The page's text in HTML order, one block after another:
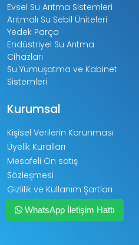
Evsel Su Arıtma Sistemleri
Arıtmalı Su Sebil Üniteleri
Yedek Parça
Endüstriyel Su Arıtma
Cihazları
Su Yumuşatma ve Kabinet
Sistemleri
Kurumsal
Kişisel Verilerin Korunması
Üyelik Kuralları
Mesafeli Ön satış
Sözleşmesi
Gizlilik ve Kullanım Şartları
Kargo ve Taşıma Bilgileri
Garanti ve İade
WhatsApp İletişim Hattı